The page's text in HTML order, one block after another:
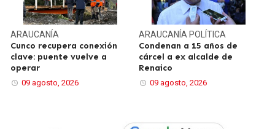
ARAUCANÍA
Cunco recupera conexión
clave: puente vuelve a
operar
09 agosto, 2026
ARAUCANÍA POLÍTICA
Condenan a 15 años de
cárcel a ex alcalde de
Renaico
09 agosto, 2026